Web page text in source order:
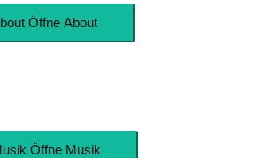
Öffne About
Öffne Musik